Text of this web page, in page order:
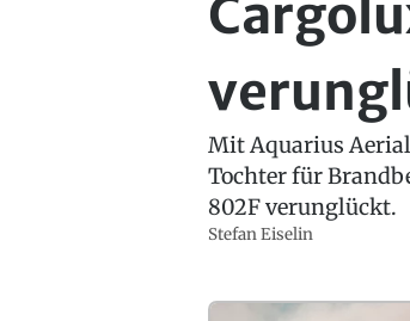
Mit Aquarius
Tochter für
802F verunglückt.
Stefan Eiselin